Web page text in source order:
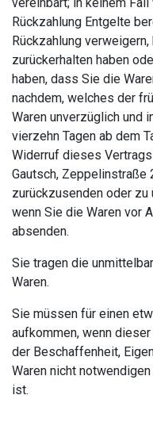
Rückzahlung Entgelte
Rückzahlung
zurückerhalten haben
haben, dass Sie die
nachdem, welches der
Waren unverzüglich und
vierzehn Tagen ab dem
Widerruf dieses Vertrags
Gautsch, Zeppelinstraße
zurückzusenden oder
wenn Sie die Waren vor
absenden.
Sie tragen die
Waren.
Sie müssen für einen
aufkommen, wenn
der Beschaffenheit,
Waren nicht
ist.